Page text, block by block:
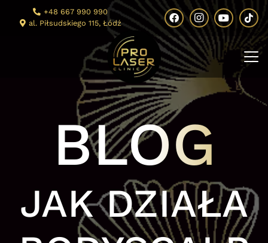
+48 667 990 990
al. Piłsudskiego 115, Łódź
BLOG
JAK DZIAŁA